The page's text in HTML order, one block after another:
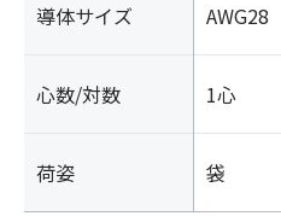
導体サイズ AWG28
心数/対数 1心
荷姿 袋